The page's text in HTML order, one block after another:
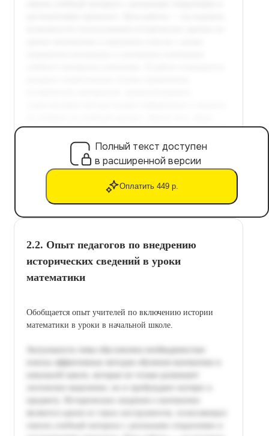
Полный текст доступен
в расширенной версии
Оплатить 449 р.
2.2. Опыт педагогов по внедрению
исторических сведений в уроки
математики
Обобщается опыт учителей по включению истории
математики в уроки в начальной школе.